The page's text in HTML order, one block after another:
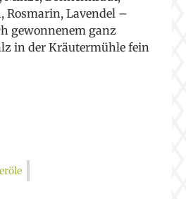
Rosmarin, Lavendel –
gewonnenem ganz
in der Kräutermühle fein